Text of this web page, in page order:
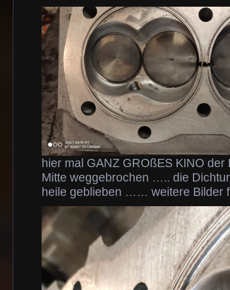
hier mal GANZ GROßES KINO der
Mitte weggebrochen ….. die
heile geblieben …… weitere Bilder